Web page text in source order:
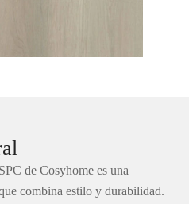
de Cosyhome es una
combina estilo y durabilidad.